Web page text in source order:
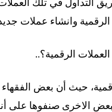
التداول في تلك
وانشاء عملات
الرقمية؟..
حيث أن بعض
الاخرى صنفوها على